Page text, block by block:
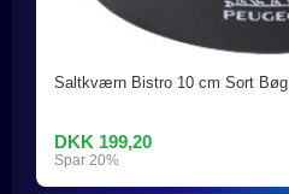
Saltkværn Bistro 10 cm Sort Bøg
DKK 199,20
Spar 20%